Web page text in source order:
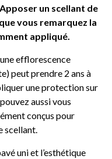
Apposer un scellant de
vous remarquez la
appliqué.
efflorescence
peut prendre 2 ans à
une protection sur
aussi vous
conçus pour
scellant.
uni et l’esthétique